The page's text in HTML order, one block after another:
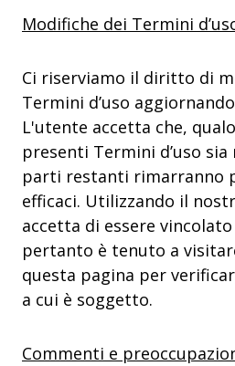
Modifiche dei Termini
Ci riserviamo il diritto di
Termini d’uso
L'utente accetta che,
presenti Termini d’uso
parti restanti rimarranno
efficaci. Utilizzando il
accetta di essere
pertanto è tenuto a
questa pagina per
a cui è soggetto.
Commenti e